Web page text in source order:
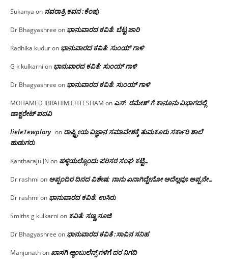
Sukanya on ನವರಾತ್ರಿ ಕವನ :ಕೆಂಪು
Dr Bhagyashree on ಭಾನುವಾರದ ಕವಿತೆ: ಬೆಟ್ಟ ಜಾರಿ
Radhika kuduron ಭಾನುವಾರದ ಕವಿತೆ: ಸುಂಯ್ ಗಾಳಿ
G k kulkarni on ಭಾನುವಾರದ ಕವಿತೆ: ಸುಂಯ್ ಗಾಳಿ
Dr Bhagyashree on ಭಾನುವಾರದ ಕವಿತೆ: ಸುಂಯ್ ಗಾಳಿ
MOHAMED IBRAHIM EHTESHAM on ಎಸ್. ರಮೇಶ್ ಗೆ ಕಾನೂನು ವಿಭಾಗದಲ್ಲಿ
ಡಾಕ್ಟರೇಟ್ ಪದವಿ
lieleTewplory on ರಾಷ್ಟ್ರೀಯ ವಿಜ್ಞಾನ ಸಮಾವೇಶಕ್ಕೆ‌ ತುಮಕೂರು ಸರ್ಕಾರಿ ಶಾಲೆ
ಹುಡುಗರು
Kantharaju JN on ಹಳ್ಳಿಯಲ್ಲೊಂದು ಪರಿಸರ ಸಂಘ ಕಟ್ಟಿ…
Dr rashmi on ಅಪ್ಪಂದಿರ ದಿನದ ವಿಶೇಷ: ನಾನು ಏನಾಗಿದ್ದೇನೋ‌ ಅದೆಲ್ಲವೂ ಅಪ್ಪನೇ…
Dr rashmi on ಭಾನುವಾರದ ಕವಿತೆ: ಉಸಿರು
Smiths g kulkarni on ಕವಿತೆ: ಸಣ್ಣ ಸೂಜಿ
Dr Bhagyashree on ಭಾನುವಾರದ ಕವಿತೆ :ಸಾವಿನ ಸನಿಹ
Manjunathonಖಾಸಗಿ ಆ್ಯಂಬುಲೆನ್ಸ್ ಗಳಿಗೆ ದರ ನಿಗದಿ